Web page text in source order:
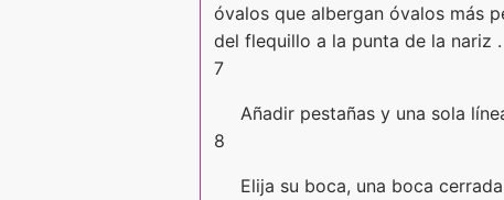
óvalos que albergan óvalos más
del flequillo a la punta de la nariz .
7
Añadir pestañas y una sola
8
Elija su boca, una boca